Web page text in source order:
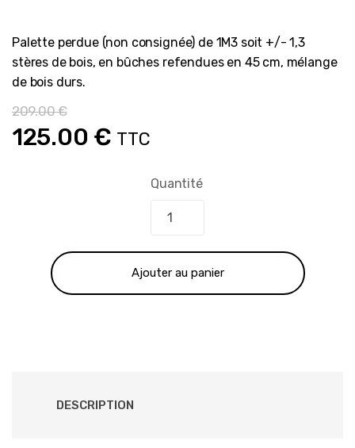
Palette perdue (non consignée) de 1M3 soit +/- 1,3
stères de bois, en bûches refendues en 45 cm, mélange
de bois durs.
209.00€
Le
était :
209.00 €.
125.00 €Le
prix
actuel
est :
125.00 €.
TTC
Quantité
Ajouter au panier
DESCRIPTION